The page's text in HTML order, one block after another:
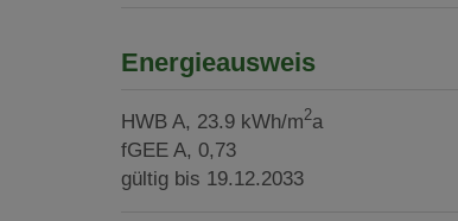
Energieausweis
HWB A, 23.9 kWh/m2a
fGEE A, 0,73
gültig bis 19.12.2033